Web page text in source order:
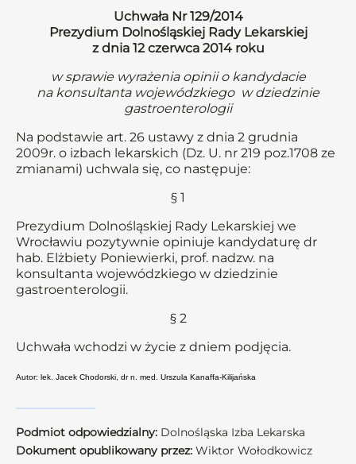
Uchwała Nr 129/2014
Prezydium Dolnośląskiej Rady Lekarskiej
z dnia 12 czerwca 2014 roku
w sprawie wyrażenia opinii o kandydacie
na konsultanta wojewódzkiego w dziedzinie
gastroenterologii
Na podstawie art. 26 ustawy z dnia 2 grudnia
2009r. o izbach lekarskich (Dz. U. nr 219 poz.1708 ze
zmianami) uchwala się, co następuje:
§ 1
Prezydium Dolnośląskiej Rady Lekarskiej we
Wrocławiu pozytywnie opiniuje kandydaturę dr
hab. Elżbiety Poniewierki, prof. nadzw. na
konsultanta wojewódzkiego w dziedzinie
gastroenterologii.
§ 2
Uchwała wchodzi w życie z dniem podjęcia.
Autor: lek. Jacek Chodorski, dr n. med. Urszula Kanaffa-Kilijańska
Podmiot odpowiedzialny: Dolnośląska Izba Lekarska
Dokument opublikowany przez: Wiktor Wołodkowicz